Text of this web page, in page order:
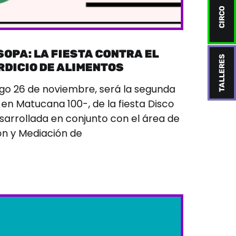
CIRCO
TALLERES
LA FIESTA CONTRA EL
DE ALIMENTOS
26 de ​noviembre, será la segunda
Matucana 100-, de la fiesta Disco
en conjunto con el área de
y Mediación de